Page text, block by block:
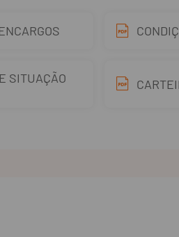
SITUAÇÃO